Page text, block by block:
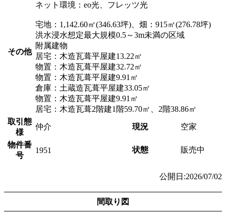
その他
ネット環境：eo光、フレッツ光
宅地：1,142.60㎡(346.63坪)、畑：915㎡(276.78坪)
洪水浸水想定最大規模0.5～3m未満の区域
附属建物
居宅：木造瓦葺平屋建13.22㎡
物置：木造瓦葺平屋建32.72㎡
物置：木造瓦葺平屋建9.91㎡
倉庫：土蔵造瓦葺平屋建33.05㎡
物置：木造瓦葺平屋建9.91㎡
居宅：木造瓦葺2階建1階59.70㎡、2階38.86㎡
取引態
様
仲介 現況 空家
物件番
号
1951 状態 販売中
公開日:2026/07/02
間取り図